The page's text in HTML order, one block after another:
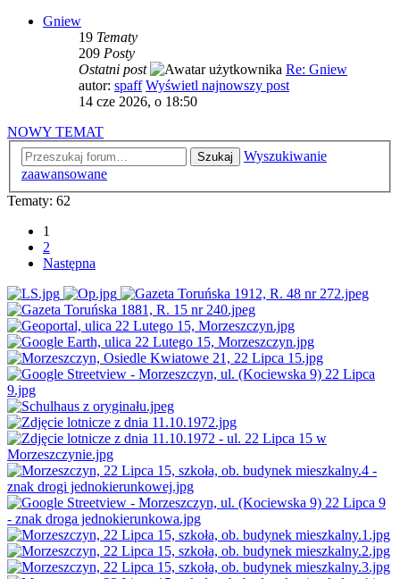
Gniew
19 Tematy
209 Posty
Ostatni post
Re: Gniew
autor: spaff Wyświetl najnowszy post
14 cze 2026, o 18:50
NOWY TEMAT
Szukaj
Wyszukiwanie
zaawansowane
Tematy: 62
1
2
Następna